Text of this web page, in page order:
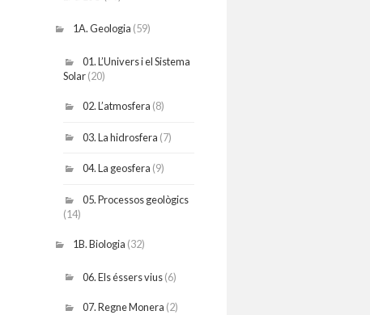
1A. Geologia (59)
01. L’Univers i el Sistema
Solar(20)
02. L’atmosfera (8)
03. La hidrosfera (7)
04. La geosfera (9)
05. Processos geològics
(14)
1B. Biologia (32)
06. Els éssers vius(6)
07. Regne Monera (2)